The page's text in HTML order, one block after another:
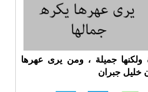
ولكنها جميلة ، ومن يرى عهرها
خليل جبران